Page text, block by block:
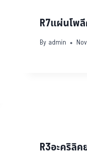
R7แผ่นโพ
By admin
R3อะคริลิค